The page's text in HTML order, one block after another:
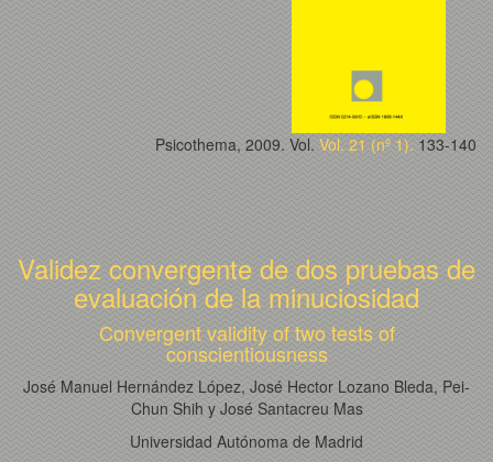
Psicothema, 2009. Vol. Vol. 21 (nº 1). 133-140
Validez convergente de dos pruebas de
evaluación de la minuciosidad
Convergent validity of two tests of
conscientiousness
José Manuel Hernández López, José Hector Lozano Bleda, Pei-
Chun Shih y José Santacreu Mas
Universidad Autónoma de Madrid